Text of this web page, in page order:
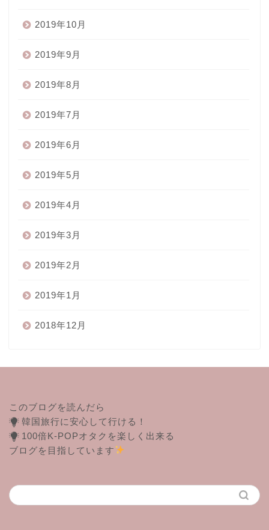
2019年10月
2019年9月
2019年8月
2019年7月
2019年6月
2019年5月
2019年4月
2019年3月
2019年2月
2019年1月
2018年12月
このブログを読んだら
韓国旅行に安心して行ける！
100倍K-POPオタクを楽しく出来る
ブログを目指しています